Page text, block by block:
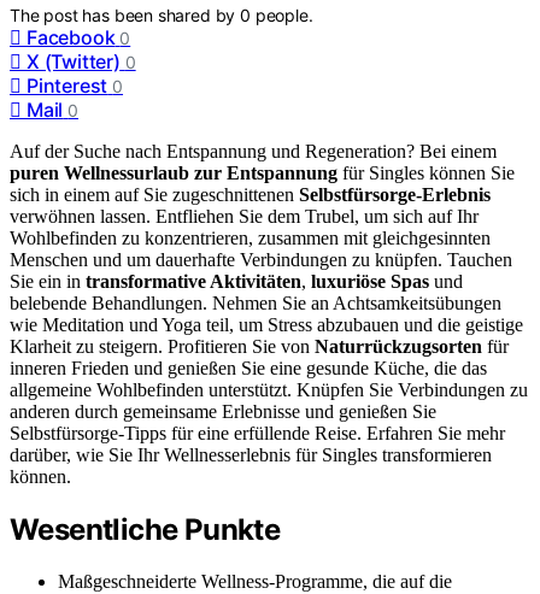
The post has been shared by0 people.
Facebook 0
X (Twitter) 0
Pinterest 0
Mail 0
Auf der Suche nach Entspannung und Regeneration? Bei einem
puren Wellnessurlaub zur Entspannung für Singles können Sie
sich in einem auf Sie zugeschnittenen Selbstfürsorge-Erlebnis
verwöhnen lassen. Entfliehen Sie dem Trubel, um sich auf Ihr
Wohlbefinden zu konzentrieren, zusammen mit gleichgesinnten
Menschen und um dauerhafte Verbindungen zu knüpfen. Tauchen
Sie ein in transformative Aktivitäten, luxuriöse Spas und
belebende Behandlungen. Nehmen Sie an Achtsamkeitsübungen
wie Meditation und Yoga teil, um Stress abzubauen und die geistige
Klarheit zu steigern. Profitieren Sie von Naturrückzugsorten für
inneren Frieden und genießen Sie eine gesunde Küche, die das
allgemeine Wohlbefinden unterstützt. Knüpfen Sie Verbindungen zu
anderen durch gemeinsame Erlebnisse und genießen Sie
Selbstfürsorge-Tipps für eine erfüllende Reise. Erfahren Sie mehr
darüber, wie Sie Ihr Wellnesserlebnis für Singles transformieren
können.
Wesentliche Punkte
Maßgeschneiderte Wellness-Programme, die auf die